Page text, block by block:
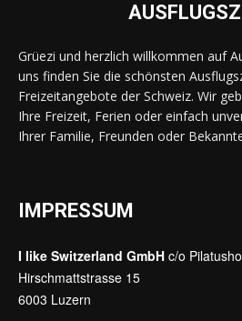
Grüezi und herzlich willkommen auf
uns finden Sie die schönsten
Freizeitangebote der Schweiz. Wir
Ihre Freizeit, Ferien oder einfach
Ihrer Familie, Freunden oder
IMPRESSUM
I like Switzerland GmbH c/o
Hirschmattstrasse 15
6003 Luzern